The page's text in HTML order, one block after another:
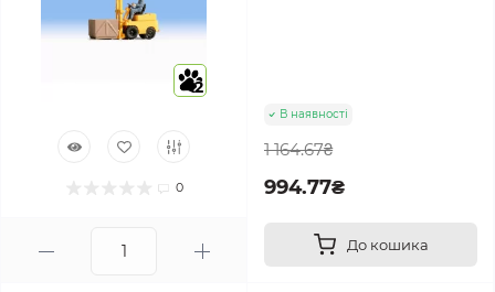
2
0
В наявності
1 164.67₴
994.77₴
До кошика